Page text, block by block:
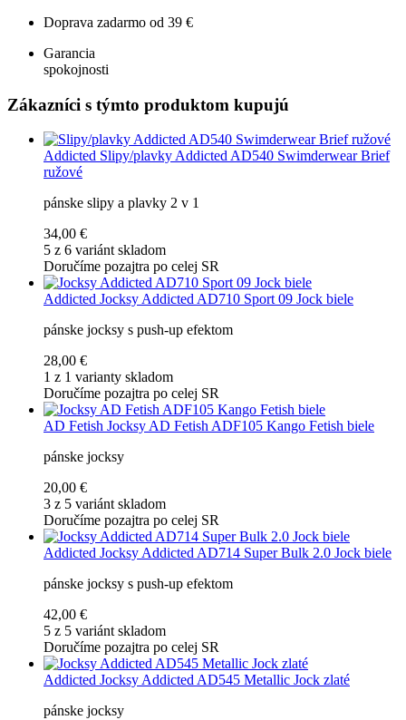
Doprava zadarmo od 39 €
Garancia
spokojnosti
Zákazníci s týmto produktom kupujú
Addicted Slipy/plavky Addicted AD540 Swimderwear Brief
ružové
pánske slipy a plavky 2 v 1
34,00 €
5 z 6 variánt skladom
Doručíme pozajtra po celej SR
Addicted Jocksy Addicted AD710 Sport 09 Jock biele
pánske jocksy s push-up efektom
28,00 €
1 z 1 varianty skladom
Doručíme pozajtra po celej SR
AD Fetish Jocksy AD Fetish ADF105 Kango Fetish biele
pánske jocksy
20,00 €
3 z 5 variánt skladom
Doručíme pozajtra po celej SR
Addicted Jocksy Addicted AD714 Super Bulk 2.0 Jock biele
pánske jocksy s push-up efektom
42,00 €
5 z 5 variánt skladom
Doručíme pozajtra po celej SR
Addicted Jocksy Addicted AD545 Metallic Jock zlaté
pánske jocksy